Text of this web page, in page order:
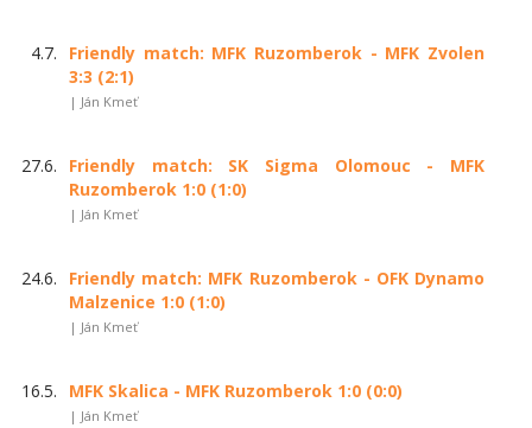
4.7.
Friendly match: MFK Ruzomberok - MFK Zvolen
3:3 (2:1)
| Ján Kmeť
27.6.
Friendly match: SK Sigma Olomouc - MFK
Ruzomberok 1:0 (1:0)
| Ján Kmeť
24.6.
Friendly match: MFK Ruzomberok - OFK Dynamo
Malzenice 1:0 (1:0)
| Ján Kmeť
16.5. MFK Skalica - MFK Ruzomberok 1:0 (0:0)
| Ján Kmeť